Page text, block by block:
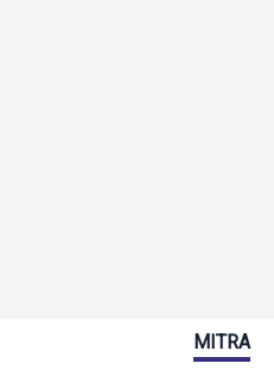
MITRA